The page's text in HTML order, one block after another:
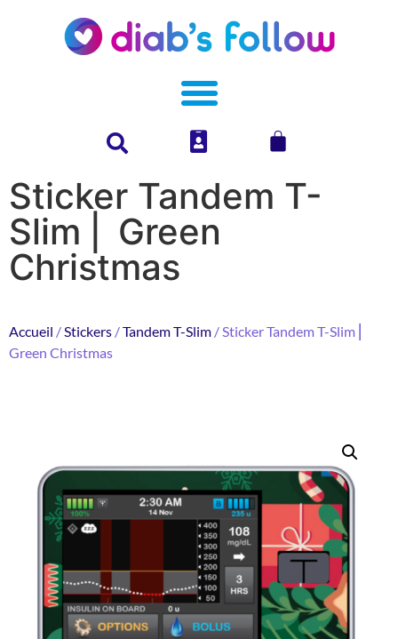
Sticker Tandem T-
Slim ⎜ Green
Christmas
Accueil /Stickers /Tandem T-Slim / Sticker Tandem T-Slim ⎜
Green Christmas